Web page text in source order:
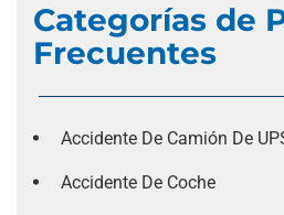
Categorías de
Frecuentes
Accidente De Camión De
Accidente De Coche